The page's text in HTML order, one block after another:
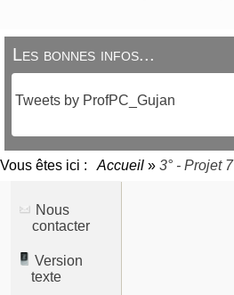
Les bonnes infos...
Tweets by ProfPC_Gujan
Vous êtes ici : Accueil » 3° - Projet 7
Nous
contacter
Version
texte